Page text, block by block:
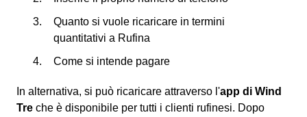
Quanto si vuole ricaricare in termini
quantitativi a Rufina
Come si intende pagare
In alternativa, si può ricaricare attraverso l'app di Wind
Tre che è disponibile per tutti i clienti rufinesi. Dopo